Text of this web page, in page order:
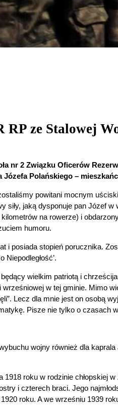
RP ze Stalowej
nr 2 Związku Oficerów
Polańskiego –
powitani mocnym
siły, jaką dysponuje pan Józef
na rowerze) i
humoru.
posiada stopień porucznika.
Niepodległość’.
wielkim patriotą i
w tej gminie. Mimo
Lecz dla mnie jest on osobą
Pisze nie tylko o czasach
wojny również dla
1918 roku w rodzinie chłopskiej
i czterech braci. Jego
roku. A we wrześniu 1939